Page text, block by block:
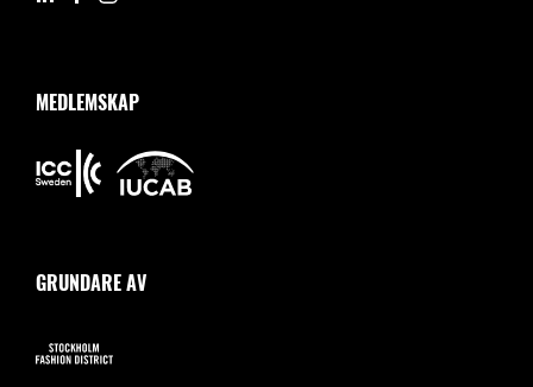
MEDLEMSKAP
GRUNDARE AV